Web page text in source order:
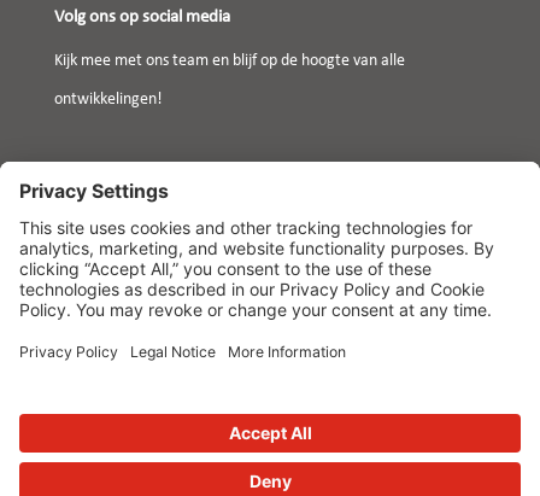
Volg ons op social media
Kijk mee met ons team en blijf op de hoogte van alle
ontwikkelingen!
Contact
+31 13 8200357